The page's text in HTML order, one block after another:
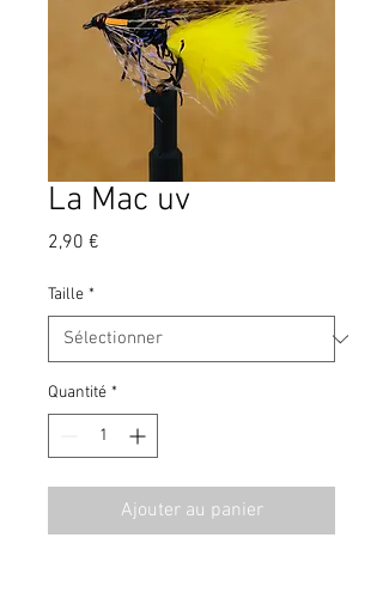
La Mac uv
2,90 €
Taille *
Quantité *
Ajouter au panier